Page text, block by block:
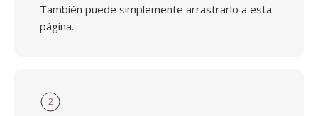
También puede simplemente arrastrarlo a esta
página..
2